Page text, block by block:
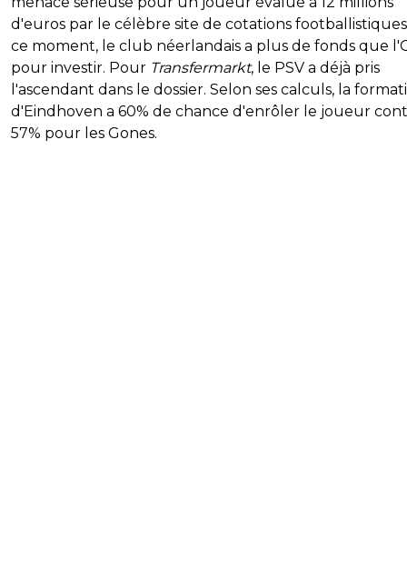
d'euros par le célèbre site de cotations
ce moment, le club néerlandais a plus de fonds que
pour investir. Pour Transfermarkt, le PSV a déjà pris
l'ascendant dans le dossier. Selon ses calculs, la
d'Eindhoven a 60% de chance d'enrôler le joueur
57% pour les Gones.